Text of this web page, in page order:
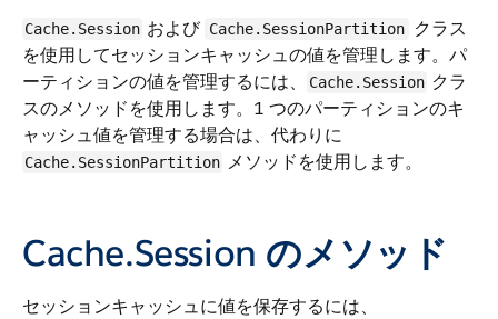
Cache.Session および Cache.SessionPartition
クラス
を使用してセッションキャッシュの値を管理します。パ
ーティションの値を管理するには、
Cache.Session クラ
スのメソッドを使用します。1 つのパーティションのキ
ャッシュ値を管理する場合は、代わりに
Cache.SessionPartition メソッドを使用します。
Cache.Session のメソッド
セッションキャッシュに値を保存するには、